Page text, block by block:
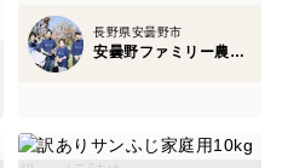
長野県安曇野市
安曇野ファミリー農産 果物部門4年連続1位&殿堂入り&りんごグランプリ2025最高金賞1位 信州りんご 幻のりんご